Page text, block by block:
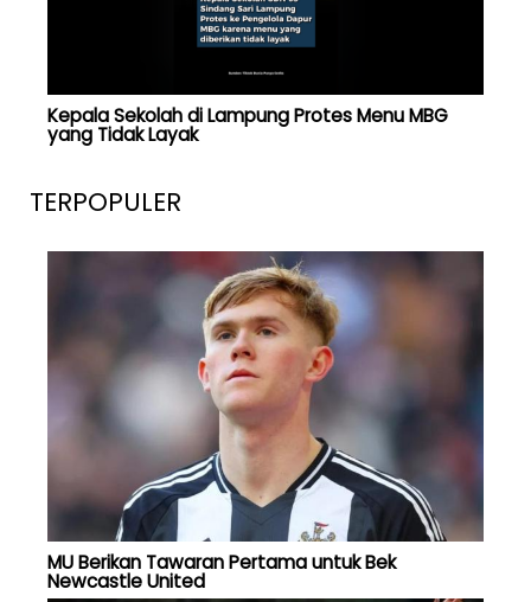
Kepala Sekolah di Lampung Protes Menu MBG
yang Tidak Layak
TERPOPULER
MU Berikan Tawaran Pertama untuk Bek
Newcastle United